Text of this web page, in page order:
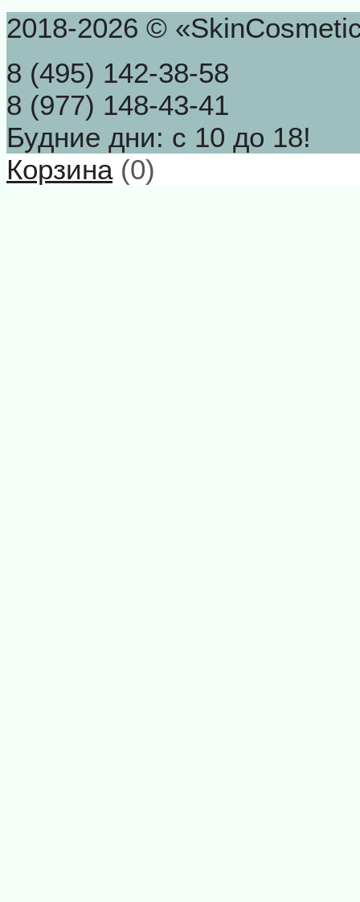
2018-2026 ©
8 (495) 142-38-58
8 (977) 148-43-41
Будние дни: с 10 до 18!
Корзина(0)